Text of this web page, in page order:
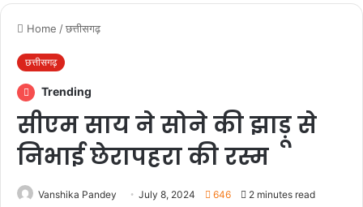
Home /छत्तीसगढ़
छत्तीसगढ़
Trending
सीएम साय ने सोने की झाड़ू से
निभाई छेरापहरा की रस्म
Vanshika Pandey July 8, 2024 646 2 minutes read